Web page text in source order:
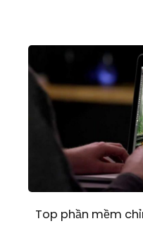
Top phần mềm